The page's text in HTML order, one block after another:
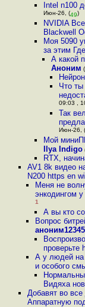
Intel n100
Июн-26, (49)
NVIDIA
Blackwell
Моя 5090
за этим
А какой
Аноним
Что
09:03 ,
Так
Июн-26,
Мой
Ilya Indigo
RTX,
AV1 8k видео
N200 https en
Меня не
энкодингом у
1
А вы кто
Вопрос
аноним12345
проверьте
А у людей на
и особого
Видяха
Добавят во
Аппаратную